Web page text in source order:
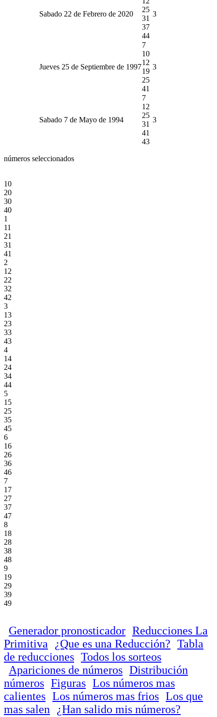
Sabado 22 de Febrero de 2020
25
31
37
44
3
Jueves 25 de Septiembre de 1997
7
10
12
19
25
41
3
Sabado 7 de Mayo de 1994
7
12
25
31
41
43
3
números seleccionados
10
20
30
40
1
11
21
31
41
2
12
22
32
42
3
13
23
33
43
4
14
24
34
44
5
15
25
35
45
6
16
26
36
46
7
17
27
37
47
8
18
28
38
48
9
19
29
39
49
Generador pronosticador Reducciones La
Primitiva
¿Que es una Reducción? Tabla
de reducciones Todos los sorteos
Apariciones de números Distribución
números Figuras Los números mas
calientes Los números mas frios Los que
mas salen
¿Han salido mis números?